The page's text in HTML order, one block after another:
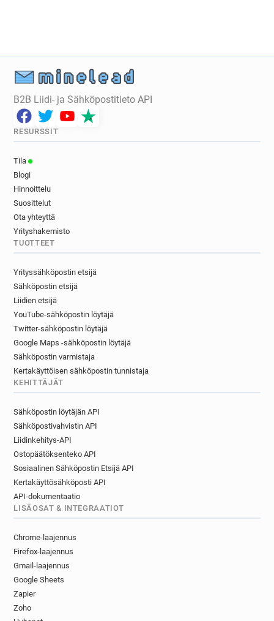
B2B Liidi- ja Sähköpostitieto API
RESURSSIT
Tila
Blogi
Hinnoittelu
Suosittelut
Ota yhteyttä
Yrityshakemisto
TUOTTEET
Yrityssähköpostin etsijä
Sähköpostin etsijä
Liidien etsijä
YouTube-sähköpostin löytäjä
Twitter-sähköpostin löytäjä
Google Maps -sähköpostin löytäjä
Sähköpostin varmistaja
Kertakäyttöisen sähköpostin tunnistaja
KEHITTÄJÄT
Sähköpostin löytäjän API
Sähköpostivahvistin API
Liidinkehitys-API
Ostopäätöksenteko API
Sosiaalinen Sähköpostin Etsijä API
Kertakäyttösähköposti API
API-dokumentaatio
LISÄOSAT & INTEGRAATIOT
Chrome-laajennus
Firefox-laajennus
Gmail-laajennus
Google Sheets
Zapier
Zoho